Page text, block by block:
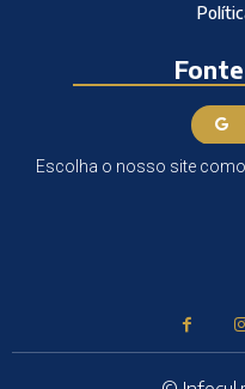
Escolha o nosso site